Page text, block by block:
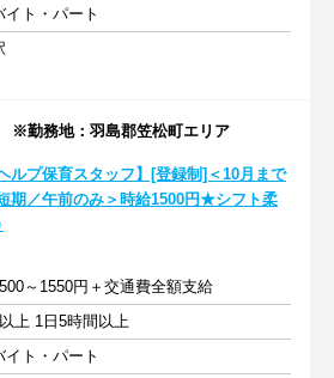
イト・パート
※勤務地：羽島郡笠松町エリア
ヘルプ保育スタッフ】[登録制]＜10月まで
期／午前のみ＞時給1500円★シフト柔
～1550円＋交通費全額支給
上 1日5時間以上
イト・パート